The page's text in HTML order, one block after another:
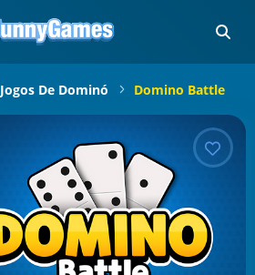
Jogos De Dominó Domino Battle